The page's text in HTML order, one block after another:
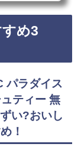
東エリアなどのコン
や楽天でもヨンジー
口コミでも人気！
マンゴー タピオカ
め3
パラダイス
ティー 無
い?おいし
！